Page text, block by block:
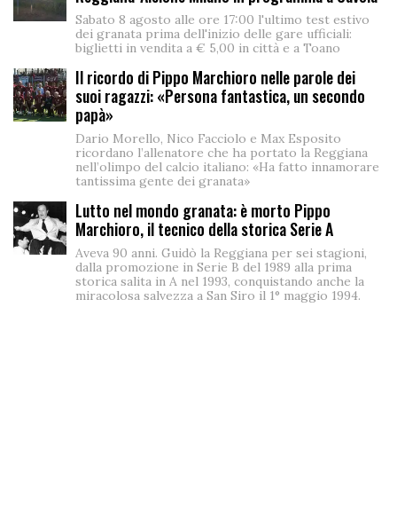
Sabato 8 agosto alle ore 17:00 l'ultimo test estivo
dei granata prima dell'inizio delle gare ufficiali:
biglietti in vendita a € 5,00 in città e a Toano
Il ricordo di Pippo Marchioro nelle parole dei
suoi ragazzi: «Persona fantastica, un secondo
papà»
Dario Morello, Nico Facciolo e Max Esposito
ricordano l’allenatore che ha portato la Reggiana
nell’olimpo del calcio italiano: «Ha fatto innamorare
tantissima gente dei granata»
Lutto nel mondo granata: è morto Pippo
Marchioro, il tecnico della storica Serie A
Aveva 90 anni. Guidò la Reggiana per sei stagioni,
dalla promozione in Serie B del 1989 alla prima
storica salita in A nel 1993, conquistando anche la
miracolosa salvezza a San Siro il 1° maggio 1994.